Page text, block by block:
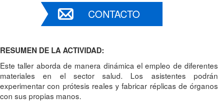
CONTACTO
RESUMEN DE LA ACTIVIDAD:
Este taller aborda de manera dinámica el empleo de diferentes
materiales en el sector salud. Los asistentes podrán
experimentar con prótesis reales y fabricar réplicas de órganos
con sus propias manos.